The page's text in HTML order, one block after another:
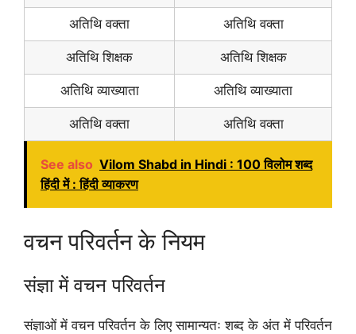
अतिथि वक्ता अतिथि वक्ता
अतिथि शिक्षक अतिथि शिक्षक
अतिथि व्याख्याता अतिथि व्याख्याता
अतिथि वक्ता अतिथि वक्ता
See also Vilom Shabd in Hindi : 100 विलोम शब्द
हिंदी में : हिंदी व्याकरण
वचन परिवर्तन के नियम
संज्ञा में वचन परिवर्तन
संज्ञाओं में वचन परिवर्तन के लिए सामान्यतः शब्द के अंत में परिवर्तन